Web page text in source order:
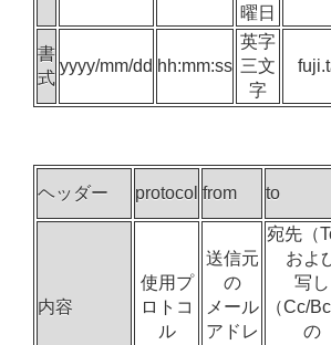
曜日
書
式
yyyy/mm/dd hh:mm:ss
英字
三文
字
ヘッダー protocol from to
内容
使用プ
ロトコ
ル
送信元
の
メール
アドレ
宛先（
およ
写し
（Cc/
の